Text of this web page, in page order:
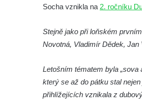
Socha Plejtvák obrovský v
Socha Medvěd jeskynní v
Socha Orel v ZOO Hluboká
Socha vznikla na 2. ročníku
Stejně jako při loňském
Novotná, Vladimír Dědek, Jan
Letošním tématem byla
který se až do pátku stal
přihlížejících vznikala z